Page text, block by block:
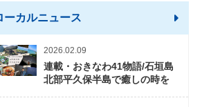
ーカルニュース
2026.02.09
連載・おきなわ41物語/石垣島
北部平久保半島で癒しの時を